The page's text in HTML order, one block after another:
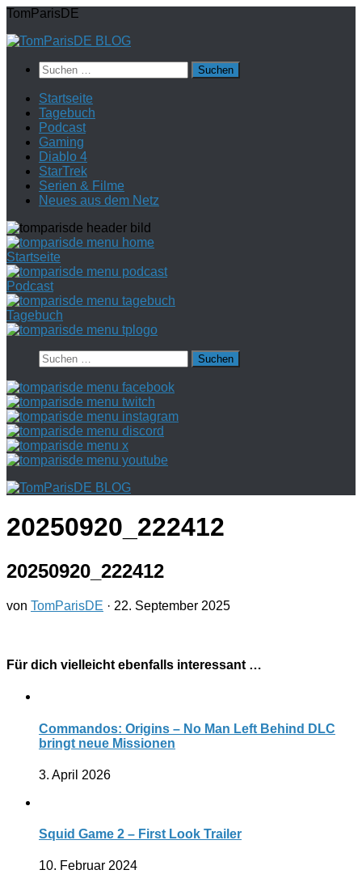
Zum
springen
TomParisDE
Suchen
nach:
Startseite
Tagebuch
Podcast
Gaming
Diablo 4
StarTrek
Serien & Filme
Neues aus dem Netz
Startseite
Podcast
Tagebuch
Suchen
nach:
20250920_222412
20250920_222412
von TomParisDE · 22. September 2025
Für dich vielleicht ebenfalls interessant …
Commandos: Origins – No Man Left Behind DLC
bringt neue Missionen
3. April 2026
Squid Game 2 – First Look Trailer
10. Februar 2024